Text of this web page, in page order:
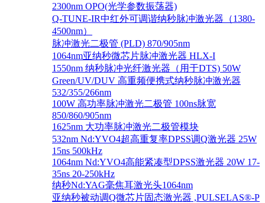
2300nm OPO(光学参数振荡器)
Q-TUNE-IR中红外可调谐纳秒脉冲激光器（1380-
4500nm）
脉冲激光二极管 (PLD) 870/905nm
1064nm亚纳秒微芯片脉冲激光器 HLX-I
1550nm 纳秒脉冲光纤激光器（用于DTS) 50W
Green/UV/DUV 高重频便携式纳秒脉冲激光器
532/355/266nm
100W 高功率脉冲激光二极管 100ns脉宽
850/860/905nm
1625nm 大功率脉冲激光二极管模块
532nm Nd:YVO4超高重复率DPSS调Q激光器 25W
15ns 500kHz
1064nm Nd:YVO4高能紧凑型DPSS激光器 20W 17-
35ns 20-250kHz
纳秒Nd:YAG毫焦耳激光头1064nm
亚纳秒被动调Q微芯片固态激光器 ,PULSELAS®-P